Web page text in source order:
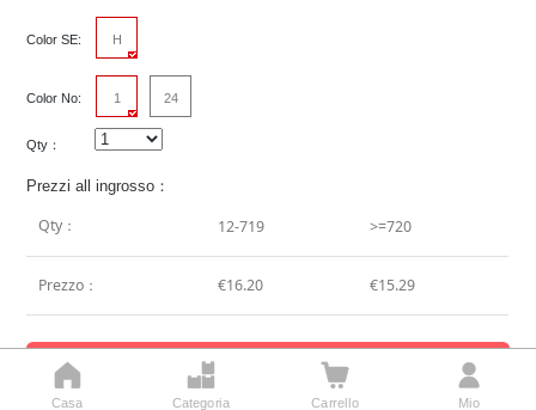
Color SE: H
Color No: 1 24
Qty：
Prezzi all ingrosso：
Qty： 12-719 >=720
Prezzo： €16.20 €15.29
Aggiungi al carrello

Casa

Categoria

Carrello

Mio